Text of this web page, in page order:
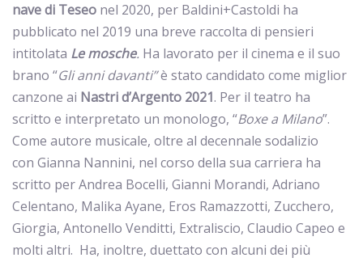
nave di Teseo nel 2020, per Baldini+Castoldi ha
pubblicato nel 2019 una breve raccolta di pensieri
intitolata Le mosche. Ha lavorato per il cinema e il suo
brano “Gli anni davanti”è stato candidato come miglior
canzone ai Nastri d’Argento 2021. Per il teatro ha
scritto e interpretato un monologo, “Boxe a Milano”.
Come autore musicale, oltre al decennale sodalizio
con Gianna Nannini, nel corso della sua carriera ha
scritto per Andrea Bocelli, Gianni Morandi, Adriano
Celentano, Malika Ayane, Eros Ramazzotti, Zucchero,
Giorgia, Antonello Venditti, Extraliscio, Claudio Capeo e
molti altri. Ha, inoltre, duettato con alcuni dei più